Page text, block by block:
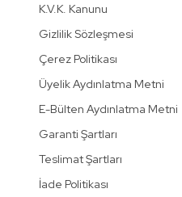
K.V.K. Kanunu
Gizlilik Sözleşmesi
Çerez Politikası
Üyelik Aydınlatma Metni
E-Bülten Aydınlatma Metni
Garanti Şartları
Teslimat Şartları
İade Politikası